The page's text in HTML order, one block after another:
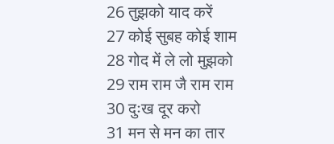
26 तुझको याद करें
27 कोई सुबह कोई शाम
28 गोद में ले लो मुझको
29 राम राम जै राम राम
30 दुःख दूर करो
31 मन से मन का तार